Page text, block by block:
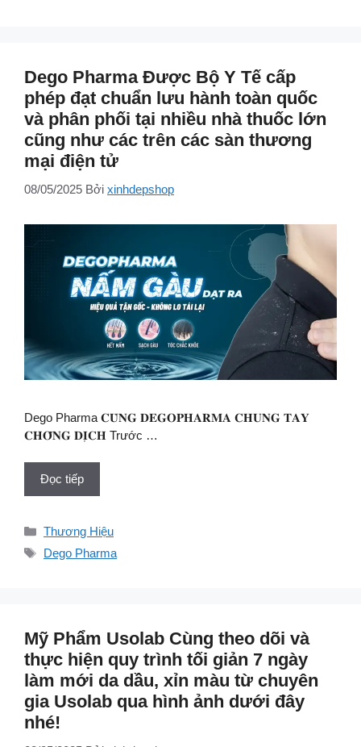
Dego Pharma Được Bộ Y Tế cấp
phép đạt chuẩn lưu hành toàn quốc
và phân phối tại nhiều nhà thuốc lớn
cũng như các trên các sàn thương
mại điện tử
08/05/2025 Bởi xinhdepshop
Dego Pharma 𝐂𝐔̀𝐍𝐆 𝐃𝐄𝐆𝐎𝐏𝐇𝐀𝐑𝐌𝐀 𝐂𝐇𝐔𝐍𝐆 𝐓𝐀𝐘
𝐂𝐇𝐎̂́𝐍𝐆 𝐃𝐈̣𝐂𝐇 Trước …
Đọc tiếp
Danh
mục
Thương Hiệu
Thẻ
Dego Pharma
Mỹ Phẩm Usolab Cùng theo dõi và
thực hiện quy trình tối giản 7 ngày
làm mới da dầu, xỉn màu từ chuyên
gia Usolab qua hình ảnh dưới đây
nhé!